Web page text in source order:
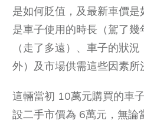
是如何貶值，及最新車價
是車子使用的時長（駕了
（走了多遠）、車子的狀
外）及市場供需這些因素所
這輛當初 10萬元購買的車
設二手市價為 6萬元，無論